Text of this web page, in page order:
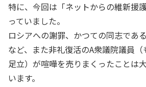
特に、今回は「ネットからの維新援
っていました。
ロシアへの謝罪、かつての同志であ
など、また非礼復活のA衆議院議員
足立）が喧嘩を売りまくったことは
います。